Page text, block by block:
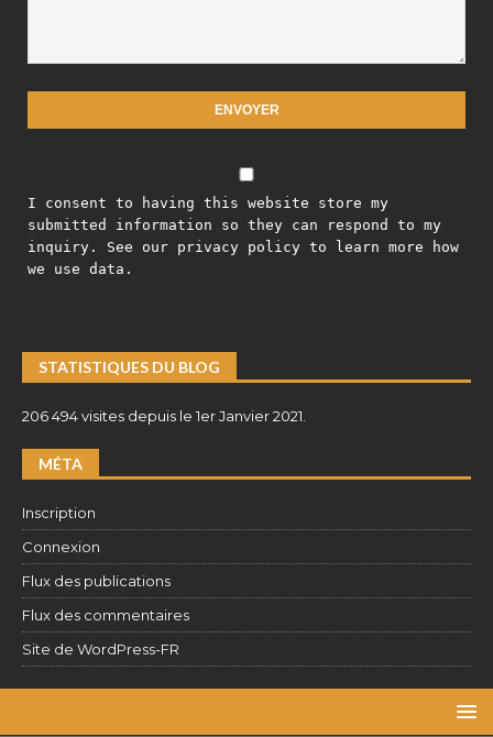
I consent to having this website store my
submitted information so they can respond to my
inquiry. See our privacy policy to learn more how
we use data.
STATISTIQUES DU BLOG
206 494 visites depuis le 1er Janvier 2021.
MÉTA
Inscription
Connexion
Flux des publications
Flux des commentaires
Site de WordPress-FR